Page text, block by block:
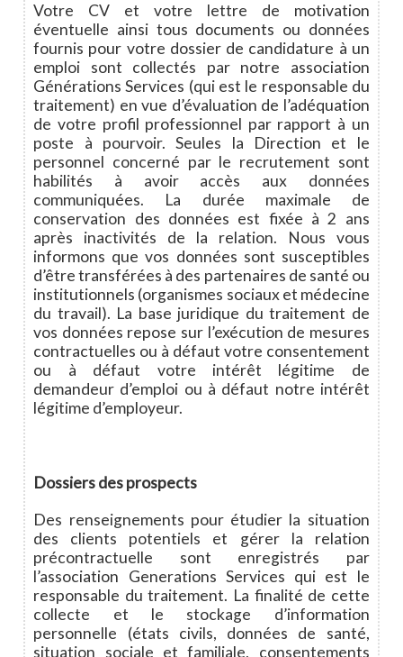
Votre CV et votre lettre de motivation
éventuelle ainsi tous documents ou données
fournis pour votre dossier de candidature à un
emploi sont collectés par notre association
Générations Services (qui est le responsable du
traitement) en vue d’évaluation de l’adéquation
de votre profil professionnel par rapport à un
poste à pourvoir. Seules la Direction et le
personnel concerné par le recrutement sont
habilités à avoir accès aux données
communiquées. La durée maximale de
conservation des données est fixée à 2 ans
après inactivités de la relation. Nous vous
informons que vos données sont susceptibles
d’être transférées à des partenaires de santé ou
institutionnels (organismes sociaux et médecine
du travail). La base juridique du traitement de
vos données repose sur l’exécution de mesures
contractuelles ou à défaut votre consentement
ou à défaut votre intérêt légitime de
demandeur d’emploi ou à défaut notre intérêt
légitime d’employeur.
Dossiers des prospects
Des renseignements pour étudier la situation
des clients potentiels et gérer la relation
précontractuelle sont enregistrés par
l’association Generations Services qui est le
responsable du traitement. La finalité de cette
collecte et le stockage d’information
personnelle (états civils, données de santé,
situation sociale et familiale, consentements